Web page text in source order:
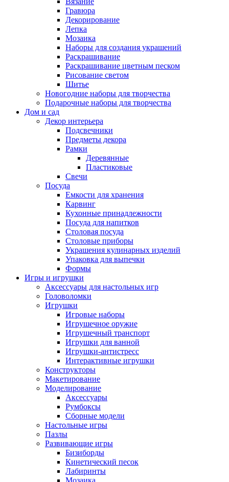
Гравюра
Декорирование
Лепка
Мозаика
Наборы для создания украшений
Раскрашивание
Раскрашивание цветным песком
Рисование светом
Шитье
Новогодние наборы для творчества
Подарочные наборы для творчества
Дом и сад
Декор интерьера
Подсвечники
Предметы декора
Рамки
Деревянные
Пластиковые
Свечи
Посуда
Емкости для хранения
Карвинг
Кухонные принадлежности
Посуда для напитков
Столовая посуда
Столовые приборы
Украшения кулинарных изделий
Упаковка для выпечки
Формы
Игры и игрушки
Аксессуары для настольных игр
Головоломки
Игрушки
Игровые наборы
Игрушечное оружие
Игрушечный транспорт
Игрушки для ванной
Игрушки-антистресс
Интерактивные игрушки
Конструкторы
Макетирование
Моделирование
Аксессуары
Румбоксы
Сборные модели
Настольные игры
Пазлы
Развивающие игры
Бизиборды
Кинетический песок
Лабиринты
Мозаика